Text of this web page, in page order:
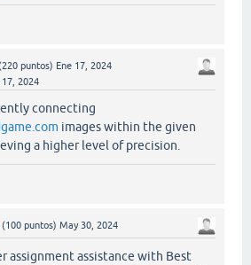
(220 puntos) Ene 17, 2024
17, 2024
connecting
images within the given
a higher level of precision.
(100 puntos) May 30, 2024
assignment assistance with Best